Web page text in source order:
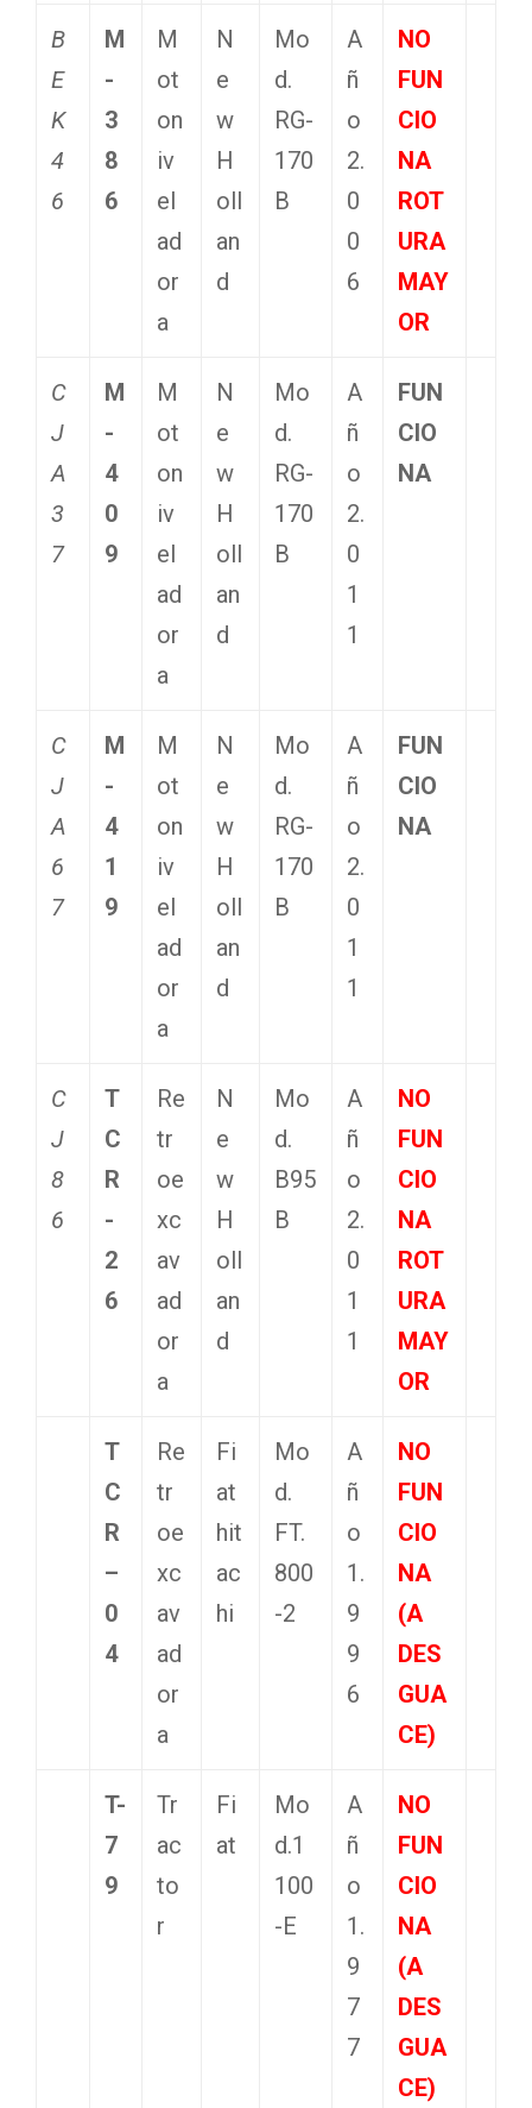
B
E
K
4
6
M
-
3
8
6
M
ot
on
iv
el
ad
or
a
N
e
w
H
oll
an
d
Mo
d.
RG-
170
B
A
ñ
o
2.
0
0
6
NO
FUN
CIO
NA
ROT
URA
MAY
OR
C
J
A
3
7
M
-
4
0
9
M
ot
on
iv
el
ad
or
a
N
e
w
H
oll
an
d
Mo
d.
RG-
170
B
A
ñ
o
2.
0
1
1
FUN
CIO
NA
C
J
A
6
7
M
-
4
1
9
M
ot
on
iv
el
ad
or
a
N
e
w
H
oll
an
d
Mo
d.
RG-
170
B
A
ñ
o
2.
0
1
1
FUN
CIO
NA
C
J
8
6
T
C
R
-
2
6
Re
tr
oe
xc
av
ad
or
a
N
e
w
H
oll
an
d
Mo
d.
B95
B
A
ñ
o
2.
0
1
1
NO
FUN
CIO
NA
ROT
URA
MAY
OR
T
C
R
–
0
4
Re
tr
oe
xc
av
ad
or
a
Fi
at
hit
ac
hi
Mo
d.
FT.
800
-2
A
ñ
o
1.
9
9
6
NO
FUN
CIO
NA
(A
DES
GUA
CE)
T-
7
9
Tr
ac
to
r
Fi
at
Mo
d.1
100
-E
A
ñ
o
1.
9
7
7
NO
FUN
CIO
NA
(A
DES
GUA
CE)